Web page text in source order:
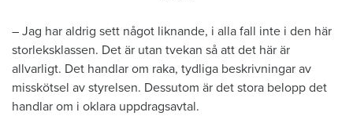
– Jag har aldrig sett något liknande, i alla fall inte i den här
storleksklassen. Det är utan tvekan så att det här är
allvarligt. Det handlar om raka, tydliga beskrivningar av
misskötsel av styrelsen. Dessutom är det stora belopp det
handlar om i oklara uppdragsavtal.